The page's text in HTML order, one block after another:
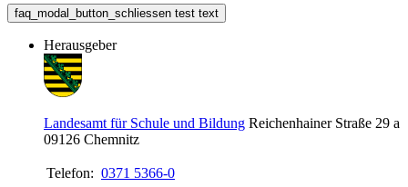
faq_modal_button_schliessen test text
Herausgeber
Landesamt für Schule und Bildung Reichenhainer Straße 29 a
09126 Chemnitz
Telefon: 0371 5366-0